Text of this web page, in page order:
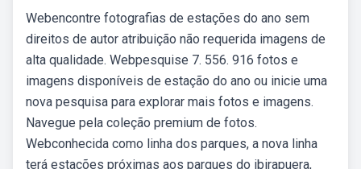
Webencontre fotografias de estações do ano sem
direitos de autor atribuição não requerida imagens de
alta qualidade. Webpesquise 7. 556. 916 fotos e
imagens disponíveis de estação do ano ou inicie uma
nova pesquisa para explorar mais fotos e imagens.
Navegue pela coleção premium de fotos.
Webconhecida como linha dos parques, a nova linha
terá estações próximas aos parques do ibirapuera,